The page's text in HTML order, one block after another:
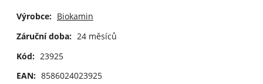
Výrobce: Biokamin
Záruční doba: 24 měsíců
Kód: 23925
EAN: 8586024023925